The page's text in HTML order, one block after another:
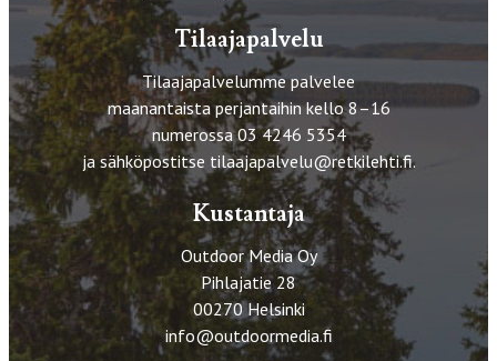
Tilaajapalvelu
Tilaajapalvelumme palvelee
maanantaista perjantaihin kello 8–16
numerossa 03 4246 5354
ja sähköpostitse tilaajapalvelu@retkilehti.fi.
Kustantaja
Outdoor Media Oy
Pihlajatie 28
00270 Helsinki
info@outdoormedia.fi